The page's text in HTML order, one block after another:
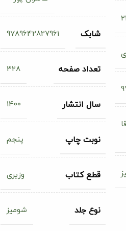
شابک 9789642827961
تعداد صفحه 328
سال انتشار 1400
نوبت چاپ پنجم
قطع کتاب وزیری
نوع جلد شومیز